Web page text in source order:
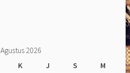
Agustus 2026
K J S
M